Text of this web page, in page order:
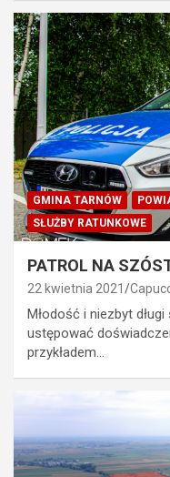
GMINA TARNÓW
SŁUŻBY RATUNKOWE
PATROL NA
22 kwietnia 2021
Młodość i niezbyt
ustępować
przykładem…